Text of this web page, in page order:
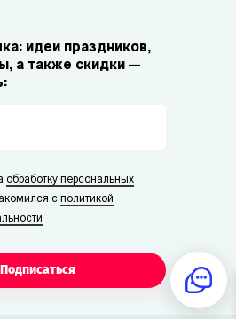
идеи праздников,
а также скидки —
обработку персональных
с политикой
Подписаться